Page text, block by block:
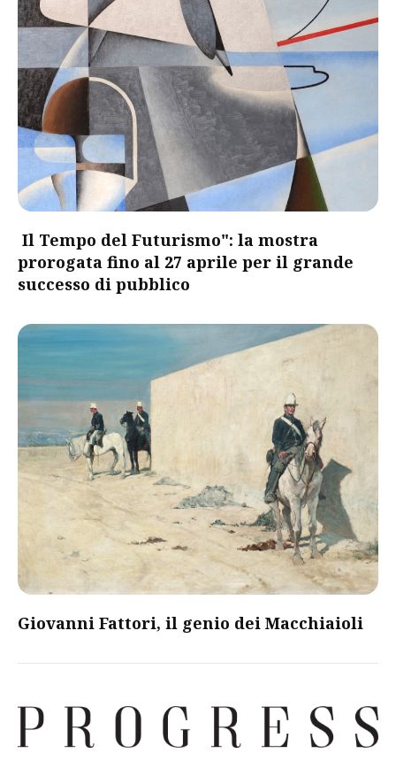
Il Tempo del Futurismo": la mostra
prorogata fino al 27 aprile per il grande
successo di pubblico
Giovanni Fattori, il genio dei Macchiaioli